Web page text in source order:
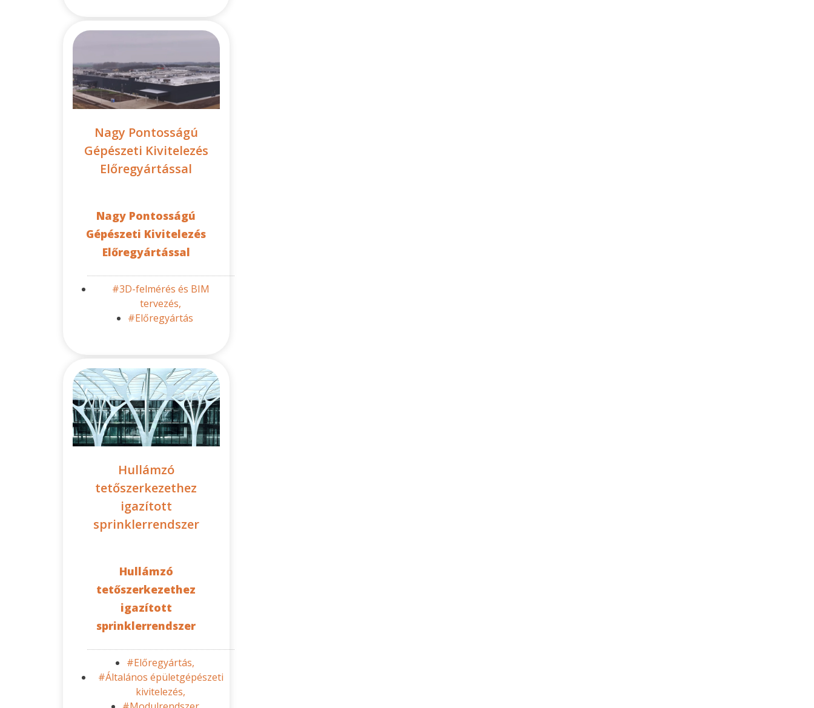
Nagy Pontosságú
Gépészeti Kivitelezés
Előregyártással
Nagy Pontosságú
Gépészeti Kivitelezés
Előregyártással
#3D-felmérés és BIM
tervezés,
#Előregyártás
Hullámzó
tetőszerkezethez
igazított
sprinklerrendszer
Hullámzó
tetőszerkezethez
igazított
sprinklerrendszer
#Előregyártás,
#Általános épületgépészeti
kivitelezés,